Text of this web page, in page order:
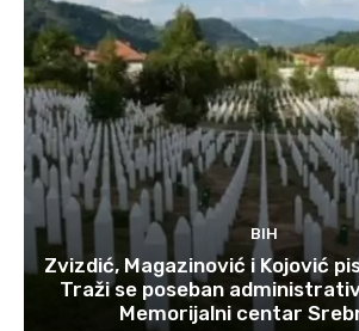
BIH
Zvizdić, Magazinović i Kojović
Traži se poseban
Memorijalni centar